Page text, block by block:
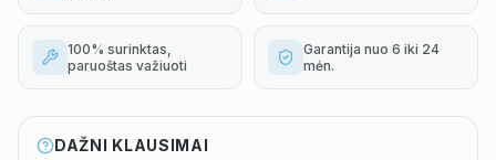
100% surinktas,
paruoštas važiuoti
Garantija nuo 6 iki 24
mėn.
DAŽNI KLAUSIMAI